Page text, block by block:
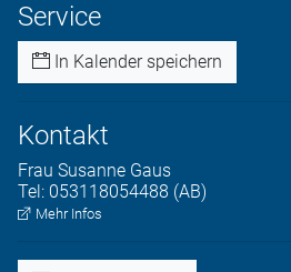
Service
In Kalender speichern
Kontakt
Frau Susanne Gaus
Tel: 053118054488 (AB)
Mehr Infos